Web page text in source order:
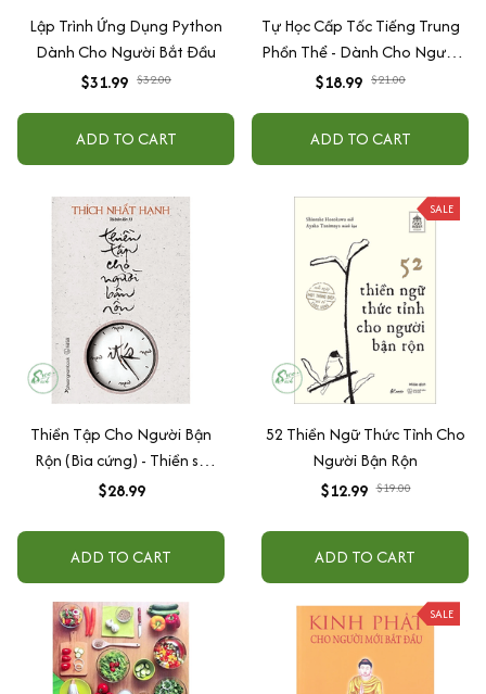
Lập Trình Ứng Dụng Python
Dành Cho Người Bắt Đầu
$31.99 $32.00
ADD TO CART
Tự Học Cấp Tốc Tiếng Trung
Phồn Thể - Dành Cho Người
Mới Bắt Đầu
$18.99 $21.00
ADD TO CART
Thiền Tập Cho Người Bận
Rộn (Bìa cứng) - Thiền sư
Thích Nhất Hạnh
$28.99
ADD TO CART
SALE
52 Thiền Ngữ Thức Tỉnh Cho
Người Bận Rộn
$12.99 $19.00
ADD TO CART
SALE